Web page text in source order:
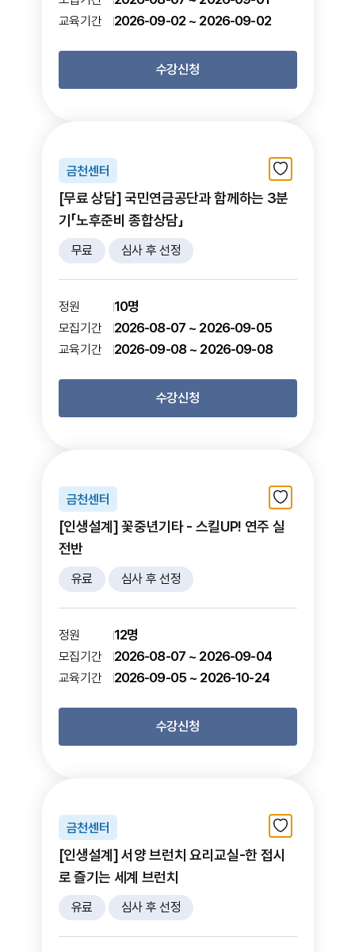
교육기간 2026-09-02 ~ 2026-09-02
수강신청
금천센터
[무료 상담] 국민연금공단과 함께하는 3분
기「노후준비 종합상담」
무료 심사 후 선정
정원 10명
모집기간 2026-08-07 ~ 2026-09-05
교육기간 2026-09-08 ~ 2026-09-08
수강신청
금천센터
[인생설계] 꽃중년기타 - 스킬UP! 연주 실
전반
유료 심사 후 선정
정원 12명
모집기간 2026-08-07 ~ 2026-09-04
교육기간 2026-09-05 ~ 2026-10-24
수강신청
금천센터
[인생설계] 서양 브런치 요리교실-한 접시
로 즐기는 세계 브런치
유료 심사 후 선정